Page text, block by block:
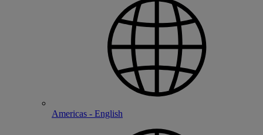
Americas - English